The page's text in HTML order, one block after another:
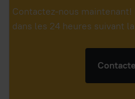
Contactez-nous
dans les 24 heures suivant